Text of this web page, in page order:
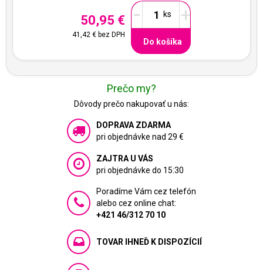
50,95 €
41,42 € bez DPH
- +
Do košíka
Prečo my?
Dôvody prečo nakupovať u nás:
DOPRAVA ZDARMA
pri objednávke nad 29 €
ZAJTRA U VÁS
pri objednávke do 15:30
Poradíme Vám cez telefón
alebo cez online chat:
+421 46/312 70 10
TOVAR IHNEĎ K DISPOZÍCIÍ